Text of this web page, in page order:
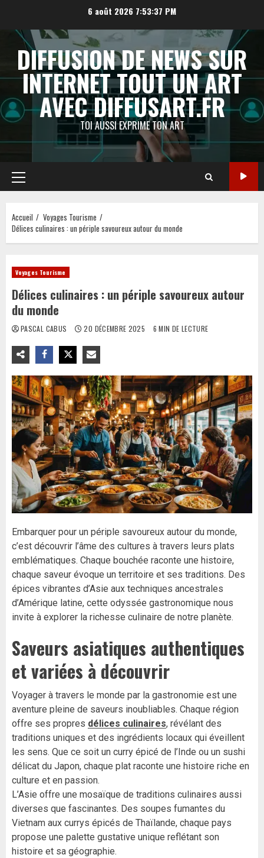
contenu
6 août 2026 7:53:38 PM
DIFFUSION DE NEWS SUR
INTERNET TOUT UN ART
AVEC DIFFUSART.FR
TOI AUSSI EXPRIME TON ART
Menu
principal
Accueil
Voyages Tourisme
Délices culinaires : un périple savoureux autour du monde
Voyages Tourisme
Délices culinaires : un périple savoureux autour
du monde
PASCAL CABUS 20 DÉCEMBRE 2025 6 MIN DE LECTURE
Embarquer pour un périple savoureux autour du monde,
c’est découvrir l’âme des cultures à travers leurs plats
emblématiques. Chaque bouchée raconte une histoire,
chaque saveur évoque un territoire et ses traditions. Des
épices vibrantes d’Asie aux techniques ancestrales
d’Amérique latine, cette odyssée gastronomique nous
invite à explorer la richesse culinaire de notre planète.
Saveurs asiatiques authentiques
et variées à découvrir
Voyager à travers le monde par la gastronomie est une
aventure pleine de saveurs inoubliables. Chaque région
offre ses propres délices culinaires, révélant des
traditions uniques et des ingrédients locaux qui éveillent
les sens. Que ce soit un curry épicé de l’Inde ou un sushi
délicat du Japon, chaque plat raconte une histoire riche en
culture et en passion.
L’Asie offre une mosaïque de traditions culinaires aussi
diverses que fascinantes. Des soupes fumantes du
Vietnam aux currys épicés de Thaïlande, chaque pays
propose une palette gustative unique reflétant son
histoire et sa géographie.